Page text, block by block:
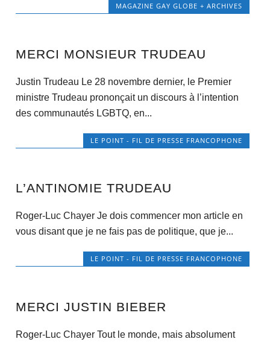
MAGAZINE GAY GLOBE + ARCHIVES
MERCI MONSIEUR TRUDEAU
Justin Trudeau Le 28 novembre dernier, le Premier
ministre Trudeau prononçait un discours à l’intention
des communautés LGBTQ, en...
LE POINT - FIL DE PRESSE FRANCOPHONE
L’ANTINOMIE TRUDEAU
Roger-Luc Chayer Je dois commencer mon article en
vous disant que je ne fais pas de politique, que je...
LE POINT - FIL DE PRESSE FRANCOPHONE
MERCI JUSTIN BIEBER
Roger-Luc Chayer Tout le monde, mais absolument